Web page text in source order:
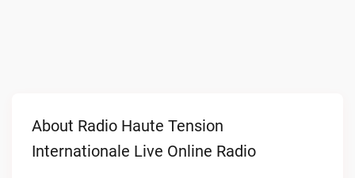
About Radio Haute Tension
Internationale Live Online Radio